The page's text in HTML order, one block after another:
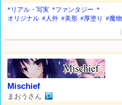
*リアル・写実 *ファンタジー *
オリジナル #人外 #美形 #厚塗り #魔物
Mischief
まおうさん